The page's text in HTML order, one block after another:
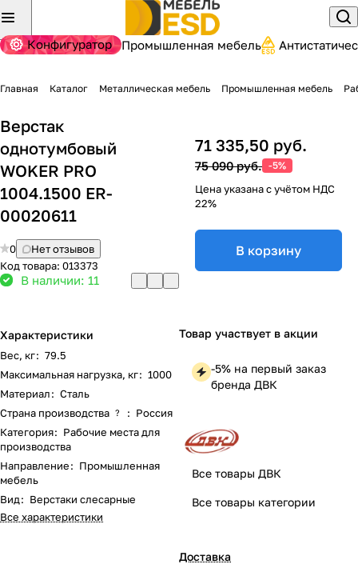
Конфигуратор Промышленная мебель
Главная Каталог Металлическая мебель Промышленная мебель
Верстак
однотумбовый
WOKER PRO
1004.1500 ER-
00020611
0
Нет отзывов
Код товара: 013373
В наличии: 11
Характеристики
Вес, кг: 79.5
Максимальная нагрузка, кг: 1000
Материал: Сталь
Страна производства ? : Россия
Категория: Рабочие места для
производства
Направление: Промышленная
мебель
Вид: Верстаки слесарные
Все характеристики
71 335,50 руб.
75 090 руб. -5%
Цена указана с учётом НДС
22%
В корзину
Товар участвует в акции
-5% на первый заказ
бренда ДВК
Все товары ДВК
Все товары категории
Доставка